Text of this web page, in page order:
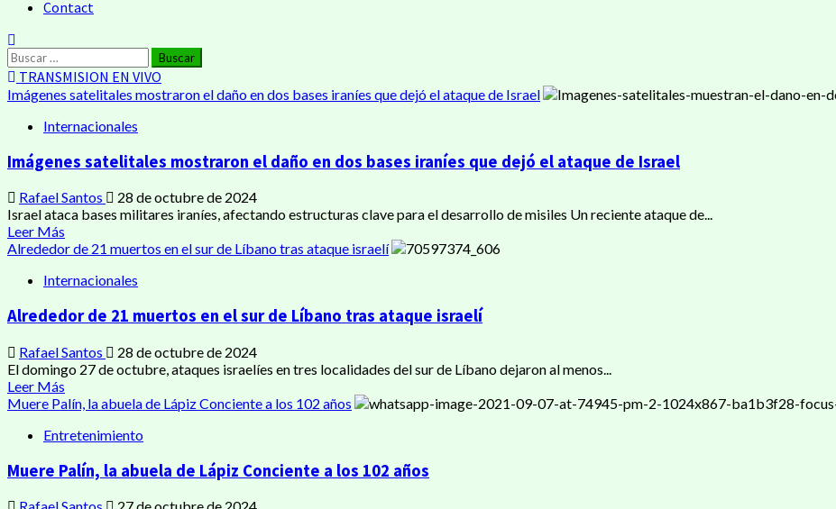
Contact
TRANSMISION EN VIVO
Imágenes satelitales mostraron el daño en dos bases iraníes que dejó el ataque de Israel
Internacionales
Imágenes satelitales mostraron el daño en dos bases iraníes que dejó el ataque de Israel
Rafael Santos
28 de octubre de 2024
Israel ataca bases militares iraníes, afectando estructuras clave para el desarrollo de misiles Un reciente ataque de...
Leer Más
Alrededor de 21 muertos en el sur de Líbano tras ataque israelí
Internacionales
Alrededor de 21 muertos en el sur de Líbano tras ataque israelí
Rafael Santos
28 de octubre de 2024
El domingo 27 de octubre, ataques israelíes en tres localidades del sur de Líbano dejaron al menos...
Leer Más
Muere Palín, la abuela de Lápiz Conciente a los 102 años
Entretenimiento
Muere Palín, la abuela de Lápiz Conciente a los 102 años